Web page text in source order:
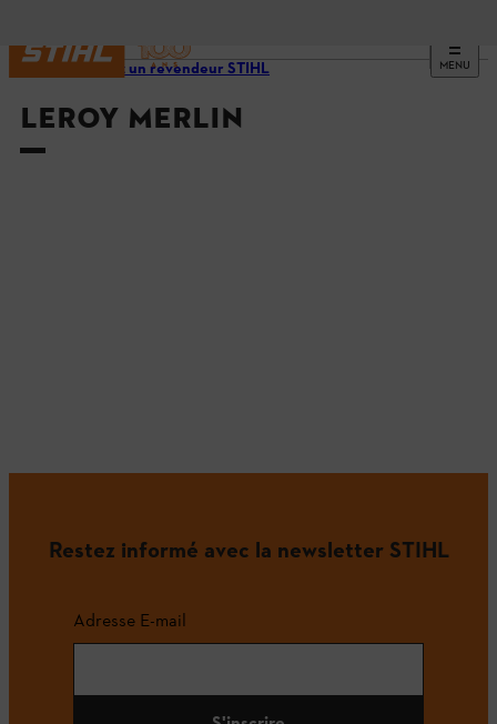
MENU
Trouvez un revendeur STIHL
LEROY MERLIN
Restez informé avec la newsletter STIHL
Adresse E-mail